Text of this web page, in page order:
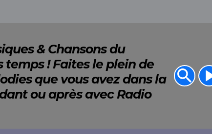
& Chansons du
temps ! Faites le plein de
que vous avez dans la
ou après avec Radio
search